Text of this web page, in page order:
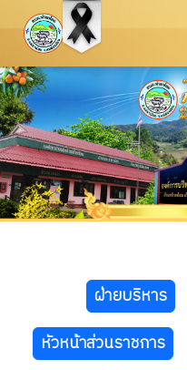
ฝ่ายบริหาร
หัวหน้าส่วนราชการ